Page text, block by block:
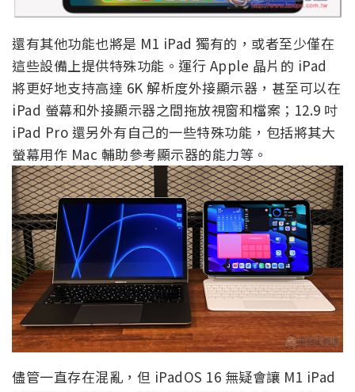
還有其他功能也將是 M1 iPad 獨有的，或者至少僅在
這些設備上提供特殊功能。運行 Apple 晶片的 iPad
將更好地支持高達 6K 解析度外接顯示器，甚至可以在
iPad 螢幕和外接顯示器之間拖放視窗和檔案；12.9 吋
iPad Pro 還另外有自己的一些特殊功能，包括將其大
螢幕用作 Mac 輔助參考顯示器的能力等。
儘管一直存在混亂，但 iPadOS 16 無疑會讓 M1 iPad